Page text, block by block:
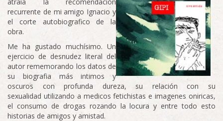
recurrente de mi amigo Ignacio y
el corte autobiografico de la
obra.
Me ha gustado muchísimo. Un
ejercicio de desnudez literal del
autor rememorando los datos de
su biografia más intimos y
oscuros con profunda dureza, su relación con su
sexualidad utilizando a medicos fetichistas e imagenes oniricas,
el consumo de drogas rozando la locura y entre todo esto
historias de amigos y amistad.